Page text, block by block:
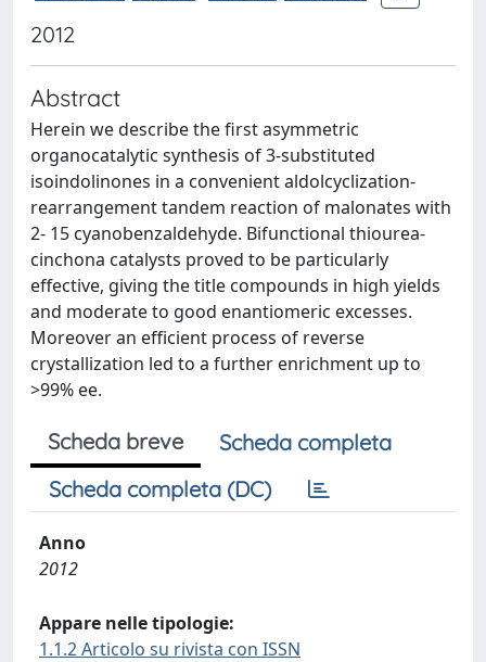
2012
Abstract
Herein we describe the first asymmetric
organocatalytic synthesis of 3-substituted
isoindolinones in a convenient aldolcyclization-
rearrangement tandem reaction of malonates with
2- 15 cyanobenzaldehyde. Bifunctional thiourea-
cinchona catalysts proved to be particularly
effective, giving the title compounds in high yields
and moderate to good enantiomeric excesses.
Moreover an efficient process of reverse
crystallization led to a further enrichment up to
>99% ee.
Scheda breve
Scheda completa
Scheda completa (DC)
Anno
2012
Appare nelle tipologie:
1.1.2 Articolo su rivista con ISSN